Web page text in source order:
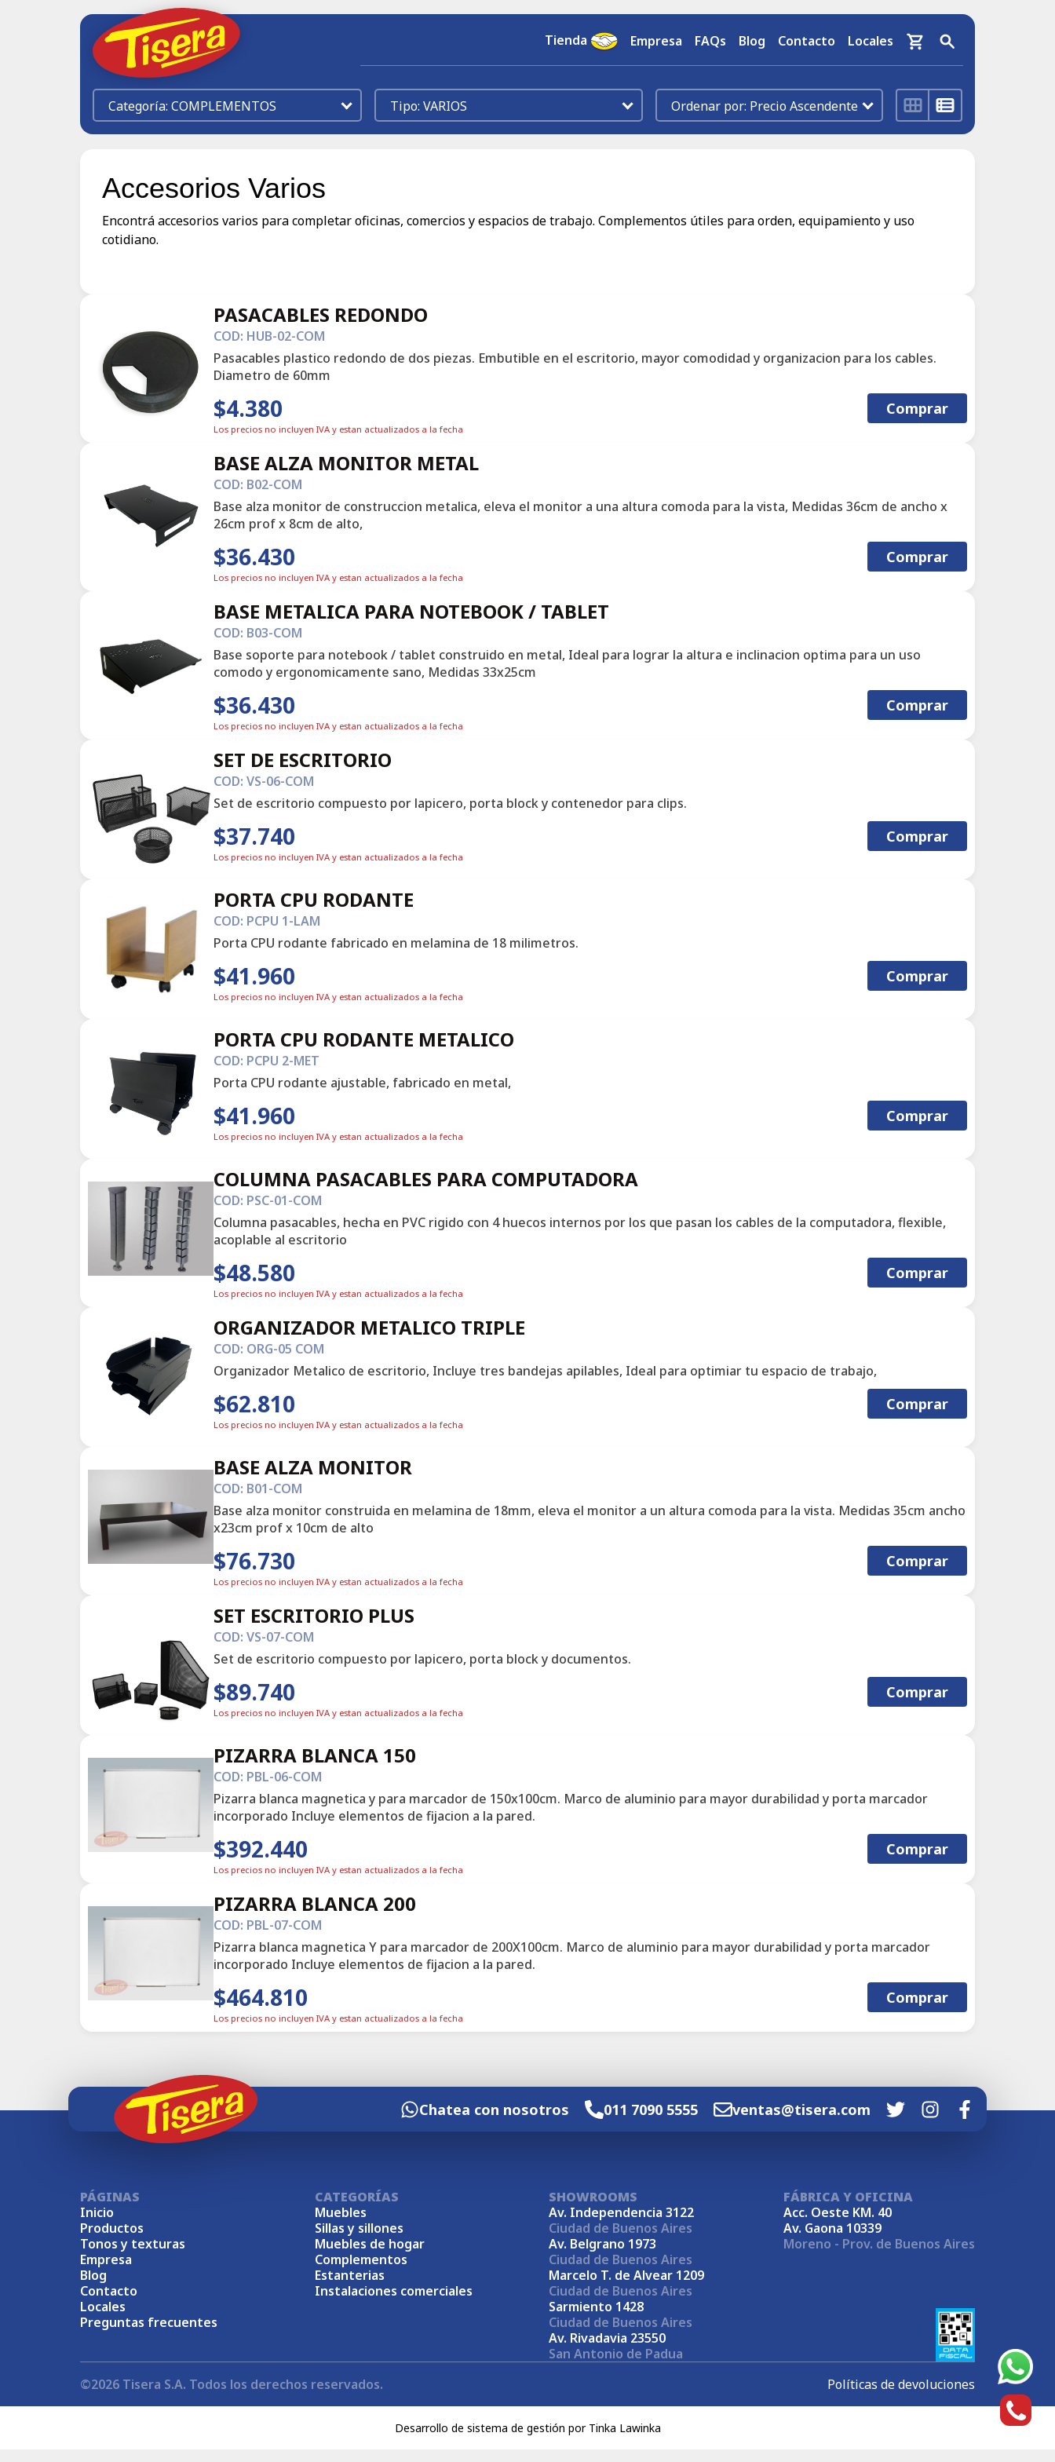
Tienda Empresa FAQs Blog Contacto Locales
COMPLEMENTOS VARIOS Precio Ascendente
Accesorios Varios
Encontrá accesorios varios para completar oficinas, comercios y espacios de trabajo. Complementos útiles para orden, equipamiento y uso
cotidiano.
PASACABLES REDONDO
COD: HUB-02-COM
Pasacables plastico redondo de dos piezas. Embutible en el escritorio, mayor comodidad y organizacion para los cables.
Diametro de 60mm
$4.380 Comprar
Los precios no incluyen IVA y estan actualizados a la fecha
BASE ALZA MONITOR METAL
COD: B02-COM
Base alza monitor de construccion metalica, eleva el monitor a una altura comoda para la vista, Medidas 36cm de ancho x
26cm prof x 8cm de alto,
$36.430 Comprar
Los precios no incluyen IVA y estan actualizados a la fecha
BASE METALICA PARA NOTEBOOK / TABLET
COD: B03-COM
Base soporte para notebook / tablet construido en metal, Ideal para lograr la altura e inclinacion optima para un uso
comodo y ergonomicamente sano, Medidas 33x25cm
$36.430 Comprar
Los precios no incluyen IVA y estan actualizados a la fecha
SET DE ESCRITORIO
COD: VS-06-COM
Set de escritorio compuesto por lapicero, porta block y contenedor para clips.
$37.740 Comprar
Los precios no incluyen IVA y estan actualizados a la fecha
PORTA CPU RODANTE
COD: PCPU 1-LAM
Porta CPU rodante fabricado en melamina de 18 milimetros.
$41.960 Comprar
Los precios no incluyen IVA y estan actualizados a la fecha
PORTA CPU RODANTE METALICO
COD: PCPU 2-MET
Porta CPU rodante ajustable, fabricado en metal,
$41.960 Comprar
Los precios no incluyen IVA y estan actualizados a la fecha
COLUMNA PASACABLES PARA COMPUTADORA
COD: PSC-01-COM
Columna pasacables, hecha en PVC rigido con 4 huecos internos por los que pasan los cables de la computadora, flexible,
acoplable al escritorio
$48.580 Comprar
Los precios no incluyen IVA y estan actualizados a la fecha
ORGANIZADOR METALICO TRIPLE
COD: ORG-05 COM
Organizador Metalico de escritorio, Incluye tres bandejas apilables, Ideal para optimiar tu espacio de trabajo,
$62.810 Comprar
Los precios no incluyen IVA y estan actualizados a la fecha
BASE ALZA MONITOR
COD: B01-COM
Base alza monitor construida en melamina de 18mm, eleva el monitor a un altura comoda para la vista. Medidas 35cm ancho
x23cm prof x 10cm de alto
$76.730 Comprar
Los precios no incluyen IVA y estan actualizados a la fecha
SET ESCRITORIO PLUS
COD: VS-07-COM
Set de escritorio compuesto por lapicero, porta block y documentos.
$89.740 Comprar
Los precios no incluyen IVA y estan actualizados a la fecha
PIZARRA BLANCA 150
COD: PBL-06-COM
Pizarra blanca magnetica y para marcador de 150x100cm. Marco de aluminio para mayor durabilidad y porta marcador
incorporado Incluye elementos de fijacion a la pared.
$392.440 Comprar
Los precios no incluyen IVA y estan actualizados a la fecha
PIZARRA BLANCA 200
COD: PBL-07-COM
Pizarra blanca magnetica Y para marcador de 200X100cm. Marco de aluminio para mayor durabilidad y porta marcador
incorporado Incluye elementos de fijacion a la pared.
$464.810 Comprar
Los precios no incluyen IVA y estan actualizados a la fecha
Chatea con nosotros 011 7090 5555 ventas@tisera.com
PÁGINAS
Inicio
Productos
Tonos y texturas
Empresa
Blog
Contacto
Locales
Preguntas frecuentes
CATEGORÍAS
Muebles
Sillas y sillones
Muebles de hogar
Complementos
Estanterias
Instalaciones comerciales
SHOWROOMS
Av. Independencia 3122
Ciudad de Buenos Aires
Av. Belgrano 1973
Ciudad de Buenos Aires
Marcelo T. de Alvear 1209
Ciudad de Buenos Aires
Sarmiento 1428
Ciudad de Buenos Aires
Av. Rivadavia 23550
San Antonio de Padua
FÁBRICA Y OFICINA
Acc. Oeste KM. 40
Av. Gaona 10339
Moreno - Prov. de Buenos Aires
©2026 Tisera S.A. Todos los derechos reservados. Políticas de devoluciones
Desarrollo de sistema de gestión por Tinka Lawinka